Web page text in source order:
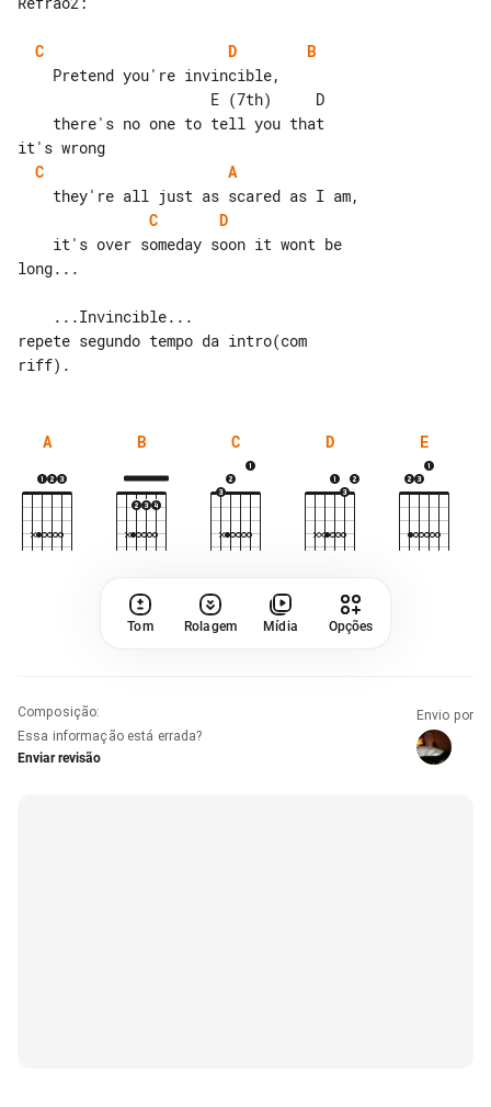
C D
B
C
A
C
D
long...
repete segundo tempo da intro(com
A B C D E
Tom Rolagem Mídia Opções
Composição:
Essa informação está errada?
Enviar revisão
Envio por